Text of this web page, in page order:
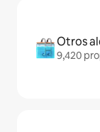
Otros
9,420